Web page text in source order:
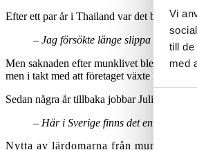
Vi
till
med
Efter ett par år i Thailand var det bristen
– Jag försökte länge slippa
Men saknaden efter munklivet blev snart
men i takt med att företaget växte kände
Sedan några år tillbaka jobbar Julien som
– Här i Sverige finns det en större
Nytta av lärdomarna från munklivet